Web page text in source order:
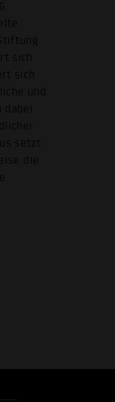
sich
sich
und
dabei
setzt
die